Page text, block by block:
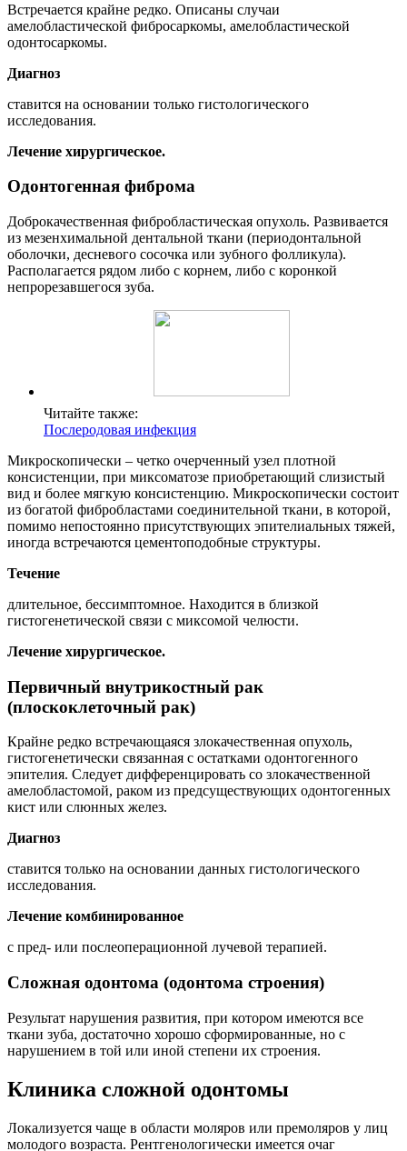
Встречается крайне редко. Описаны случаи
амелобластической фибросаркомы, амелобластической
одонтосаркомы.
Диагноз
ставится на основании только гистологического
исследования.
Лечение хирургическое.
Одонтогенная фиброма
Доброкачественная фибробластическая опухоль. Развивается
из мезенхимальной дентальной ткани (периодонтальной
оболочки, десневого сосочка или зубного фолликула).
Располагается рядом либо с корнем, либо с коронкой
непрорезавшегося зуба.
Читайте также:
Послеродовая инфекция
Микроскопически – четко очерченный узел плотной
консистенции, при миксоматозе приобретающий слизистый
вид и более мягкую консистенцию. Микроскопически состоит
из богатой фибробластами соединительной ткани, в которой,
помимо непостоянно присутствующих эпителиальных тяжей,
иногда встречаются цементоподобные структуры.
Течение
длительное, бессимптомное. Находится в близкой
гистогенетической связи с миксомой челюсти.
Лечение хирургическое.
Первичный внутрикостный рак
(плоскоклеточный рак)
Крайне редко встречающаяся злокачественная опухоль,
гистогенетически связанная с остатками одонтогенного
эпителия. Следует дифференцировать со злокачественной
амелобластомой, раком из предсуществующих одонтогенных
кист или слюнных желез.
Диагноз
ставится только на основании данных гистологического
исследования.
Лечение комбинированное
с пред- или послеоперационной лучевой терапией.
Сложная одонтома (одонтома строения)
Результат нарушения развития, при котором имеются все
ткани зуба, достаточно хорошо сформированные, но с
нарушением в той или иной степени их строения.
Клиника сложной одонтомы
Локализуется чаще в области моляров или премоляров у лиц
молодого возраста. Рентгенологически имеется очаг